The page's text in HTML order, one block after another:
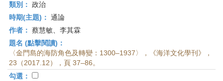
類別： 政治
時期(主題)： 通論
作者： 蔡慧敏、李其霖
題名 (點擊閱讀)：
〈金門島的海防角色及轉變：1300–1937〉，《海洋文化學刊》，
23（2017.12），頁 37–86。
勾選：